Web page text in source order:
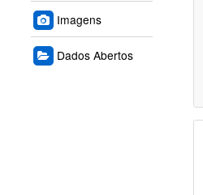
Imagens
Dados Abertos